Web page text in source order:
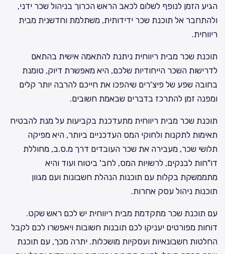
הגיע הזמן לנופף לשלום לכאב הראש הכרוך בניהול שכר ידני,
ולהתחבר אל תוכנת שכר ידידותית, משתלמת וחדשנית מבית
ריווחית.
תוכנת שכר מבית ריווחית ניתנת להתאמה אישית בהתאם
לדרישות השכר הייחודיות שלכם, היא מאפשרת דיוק, טומנת
בחובה שפע של פיצ'רים שיהפכו את חייכם להרבה יותר קלים
ומפנה זמן להתרכז בדברים שבאמת חשובים.
תוכנת שכר מבית ריווחית מתעדכנת בקביעות על מנת להבטיח
תאימות לתקנות ולחוקי המס העדכניים ביותר, היא מפיקה
תלושי שכר, מעבירה את שכר העובדים דרך מ.ס.ב, מחוללת
דו"חות לבנקים, לרשויות המס, לחב' ביטוח ועוד והיא
מתממשקת בקלות עם תוכנות הנהלת חשבונות ועם מגוון
תוכנות ניהול עסק אחרות.
עם תוכנת שכר מתקדמת מבית ריווחית יש לכם ראש שקט.
דוחות מפורטים יעניקו לכם תובנות חשובות ויאפשרו לכם לקבל
החלטות חשבונאיות ועסקיות מושכלות. יתרה מכך, עם תוכנת